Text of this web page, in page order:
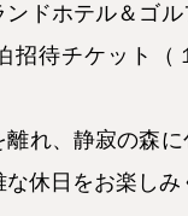
ンドホテル＆ゴ
招待チケット（
離れ、静寂の森
休日をお楽しみ